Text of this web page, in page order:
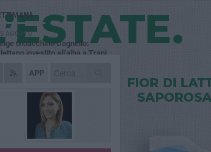
APP
AGOSTO
Gioacchino Dagnello:
investito all'alba a Trani
il benzinaio col
AGOSTO
Party, giovedì mattina
nell'area dell'evento
AGOSTO
alla mafia. Nasce il servizio